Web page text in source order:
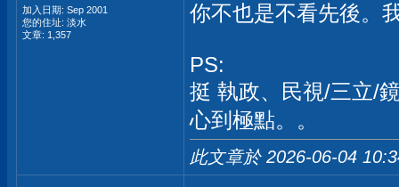
加入日期: Sep 2001
您的住址: 淡水
文章: 1,357
你不也是不看先後。
PS:
挺 執政、民視/三立/
心到極點。。
此文章於 2026-06-04